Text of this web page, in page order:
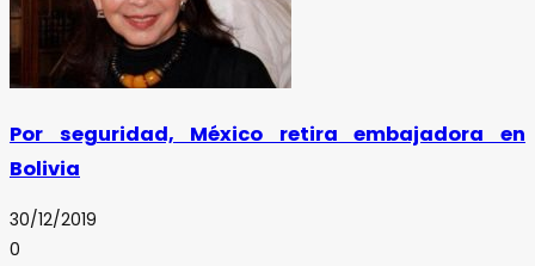
Por seguridad, México retira embajadora en
Bolivia
30/12/2019
0